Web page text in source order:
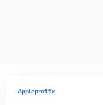
Appleprofifix